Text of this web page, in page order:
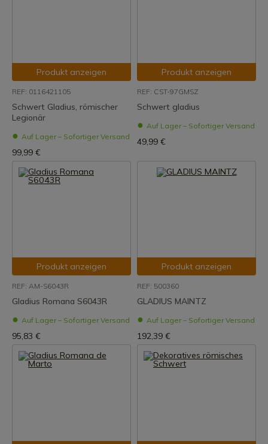
Produkt anzeigen
REF: 0116421105
Schwert Gladius, römischer
Legionär
Auf Lager – Sofortiger Versand
99,99 €
Produkt anzeigen
REF: CST-97GMSZ
Schwert gladius
Auf Lager – Sofortiger Versand
49,99 €
Produkt anzeigen
REF: AM-S6043R
Gladius Romana S6043R
Auf Lager – Sofortiger Versand
95,83 €
Produkt anzeigen
REF: 500360
GLADIUS MAINTZ
Auf Lager – Sofortiger Versand
192,39 €